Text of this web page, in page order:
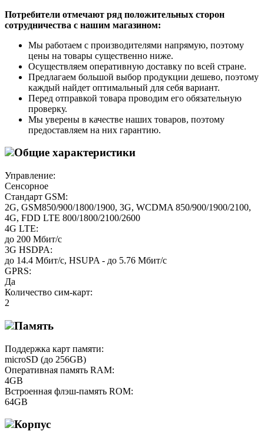
Потребители отмечают ряд положительных сторон
сотрудничества с нашим магазином:
Мы работаем с производителями напрямую, поэтому
цены на товары существенно ниже.
Осуществляем оперативную доставку по всей стране.
Предлагаем большой выбор продукции дешево, поэтому
каждый найдет оптимальный для себя вариант.
Перед отправкой товара проводим его обязательную
проверку.
Мы уверены в качестве наших товаров, поэтому
предоставляем на них гарантию.
Общие характеристики
Управление:
Сенсорное
Стандарт GSM:
2G, GSM850/900/1800/1900, 3G, WCDMA 850/900/1900/2100,
4G, FDD LTE 800/1800/2100/2600
4G LTE:
до 200 Мбит/с
3G HSDPA:
до 14.4 Мбит/с, HSUPA - до 5.76 Мбит/с
GPRS:
Да
Количество сим-карт:
2
Память
Поддержка карт памяти:
microSD (до 256GB)
Оперативная память RAM:
4GB
Встроенная флэш-память ROM:
64GB
Корпус